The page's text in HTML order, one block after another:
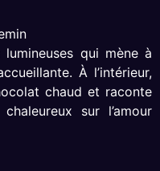
qui mène à
À l’intérieur,
chaud et raconte
sur l’amour